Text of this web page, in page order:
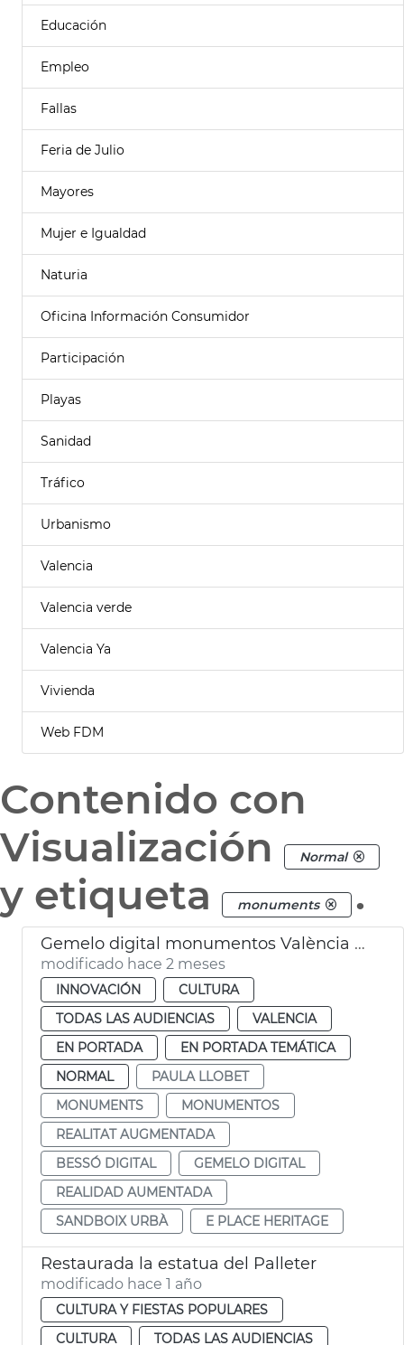
Educación
Empleo
Fallas
Feria de Julio
Mayores
Mujer e Igualdad
Naturia
Oficina Información Consumidor
Participación
Playas
Sanidad
Tráfico
Urbanismo
Valencia
Valencia verde
Valencia Ya
Vivienda
Web FDM
Contenido con
Visualización
Normal
y etiqueta monuments .
Gemelo digital monumentos València móvil realidad aumentada
modificado hace 2 meses
INNOVACIÓN
CULTURA
TODAS LAS AUDIENCIAS
VALENCIA
EN PORTADA
EN PORTADA TEMÁTICA
NORMAL
PAULA LLOBET
MONUMENTS
MONUMENTOS
REALITAT AUGMENTADA
BESSÓ DIGITAL
GEMELO DIGITAL
REALIDAD AUMENTADA
SANDBOIX URBÀ
E PLACE HERITAGE
Restaurada la estatua del Palleter
modificado hace 1 año
CULTURA Y FIESTAS POPULARES
CULTURA
TODAS LAS AUDIENCIAS